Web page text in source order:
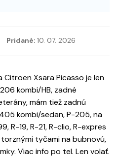
Pridané: 10. 07. 2026
Xsara Picasso je len
kombi/HB, zadné
mám tiež zadnú
kombi/sedan, P-205, na
R-19, R-21, R-clio, R-expres
tyčami na bubnovú,
Viac info po tel. Len volať.